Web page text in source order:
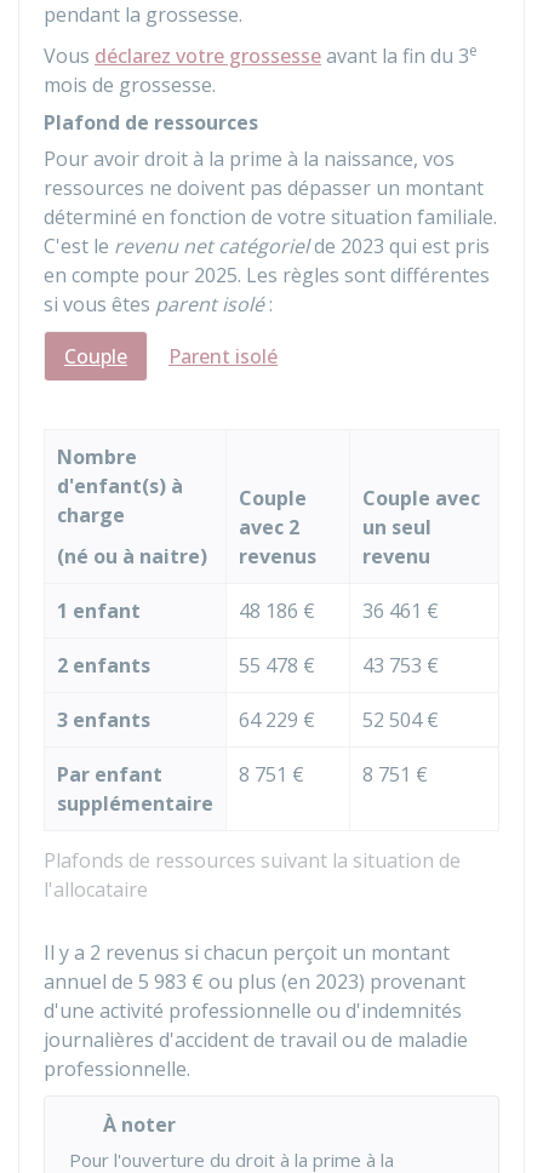
pendant la grossesse.
Vous déclarez votre grossesseavant la fin du 3e
mois de grossesse.
Plafond de ressources
Pour avoir droit à la prime à la naissance, vos
ressources ne doivent pas dépasser un montant
déterminé en fonction de votre situation familiale.
C'est le revenu net catégorielde 2023 qui est pris
en compte pour 2025. Les règles sont différentes
si vous êtes parent isolé:
Couple
Parent isolé
Plafonds de ressources suivant la situation de
l'allocataire
Nombre
d'enfant(s) à
charge
(né ou à naitre)
Couple
avec 2
revenus
Couple avec
un seul
revenu
1 enfant 48 186 € 36 461 €
2 enfants 55 478 € 43 753 €
3 enfants 64 229 € 52 504 €
Par enfant
supplémentaire
8 751 € 8 751 €
Il y a 2 revenus si chacun perçoit un montant
annuel de 5 983 € ou plus (en 2023) provenant
d'une activité professionnelle ou d'indemnités
journalières d'accident de travail ou de maladie
professionnelle.
À noter
Pour l'ouverture du droit à la prime à la